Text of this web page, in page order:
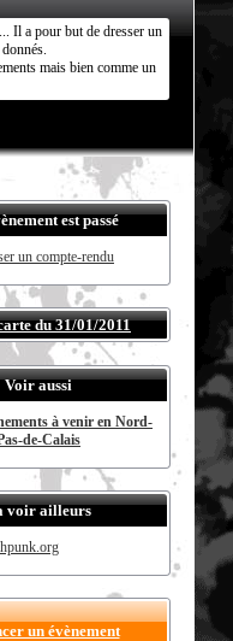
Il a pour but de dresser un
mais bien comme un
est passé
un compte-rendu
du 31/01/2011
Voir aussi
à venir en Nord-
de-Calais
voir ailleurs
un évènement